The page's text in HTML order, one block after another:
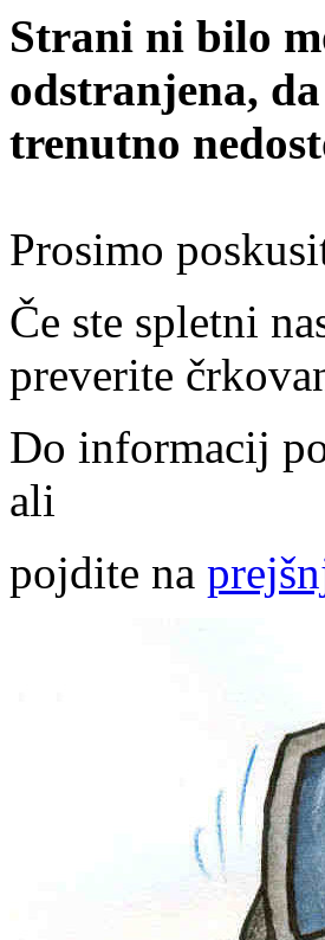
Strani ni bilo
odstranjena,
trenutno
Prosimo
Če ste spletni
preverite
Do informacij
ali
pojdite na